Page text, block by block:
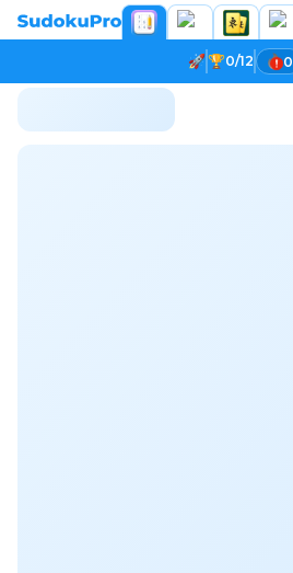
0/12 0